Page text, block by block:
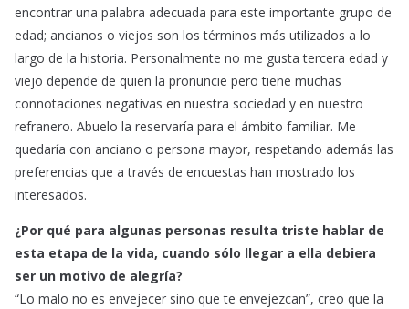
encontrar una palabra adecuada para este importante grupo de
edad; ancianos o viejos son los términos más utilizados a lo
largo de la historia. Personalmente no me gusta tercera edad y
viejo depende de quien la pronuncie pero tiene muchas
connotaciones negativas en nuestra sociedad y en nuestro
refranero. Abuelo la reservaría para el ámbito familiar. Me
quedaría con anciano o persona mayor, respetando además las
preferencias que a través de encuestas han mostrado los
interesados.
¿Por qué para algunas personas resulta triste hablar de
esta etapa de la vida, cuando sólo llegar a ella debiera
ser un motivo de alegría?
“Lo malo no es envejecer sino que te envejezcan”, creo que la